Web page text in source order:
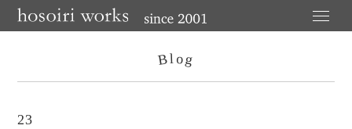
Blog
23